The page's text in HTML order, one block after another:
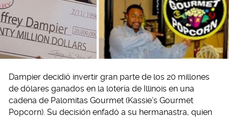
Dampier decidió invertir gran parte de los 20 millones
de dólares ganados en la lotería de Illinois en una
cadena de Palomitas Gourmet (Kassie’s Gourmet
Popcorn). Su decisión enfadó a su hermanastra, quien